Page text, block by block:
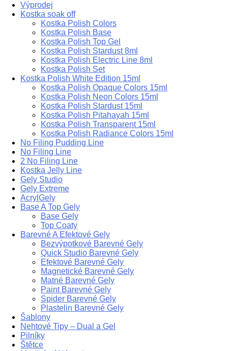
Výprodej
Kostka soak off
Kostka Polish Colors
Kostka Polish Base
Kostka Polish Top Gel
Kostka Polish Stardust 8ml
Kostka Polish Electric Line 8ml
Kostka Polish Set
Kostka Polish White Edition 15ml
Kostka Polish Opaque Colors 15ml
Kostka Polish Neon Colors 15ml
Kostka Polish Stardust 15ml
Kostka Polish Pitahayah 15ml
Kostka Polish Transparent 15ml
Kostka Polish Radiance Colors 15ml
No Filing Pudding Line
No Filing Line
2 No Filing Line
Kostka Jelly Line
Gely Studio
Gely Extreme
AcrylGely
Base A Top Gely
Base Gely
Top Coaty
Barevné A Efektové Gely
Bezvýpotkové Barevné Gely
Quick Studio Barevné Gely
Efektové Barevné Gely
Magnetické Barevné Gely
Matné Barevné Gely
Paint Barevné Gely
Spider Barevné Gely
Plastelin Barevné Gely
Šablony
Nehtové Tipy – Dual a Gel
Pilníky
Štětce